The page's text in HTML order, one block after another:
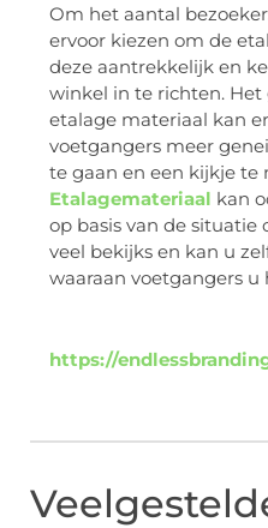
Om het aantal
ervoor kiezen om de
deze aantrekkelijk en
winkel in te richten.
etalage materiaal kan
voetgangers meer
te gaan en een kijkje te
Etalagemateriaal kan
op basis van de situatie
veel bekijks en kan u
waaraan voetgangers u
https://